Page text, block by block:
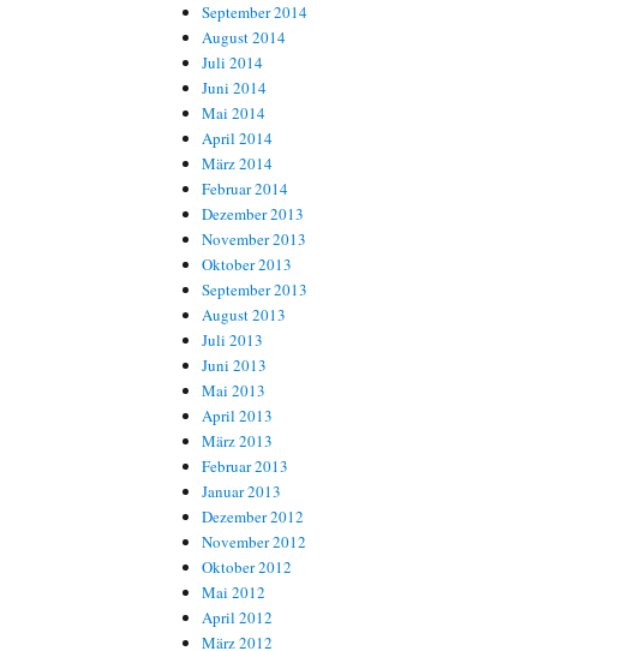
September 2014
August 2014
Juli 2014
Juni 2014
Mai 2014
April 2014
März 2014
Februar 2014
Dezember 2013
November 2013
Oktober 2013
September 2013
August 2013
Juli 2013
Juni 2013
Mai 2013
April 2013
März 2013
Februar 2013
Januar 2013
Dezember 2012
November 2012
Oktober 2012
Mai 2012
April 2012
März 2012